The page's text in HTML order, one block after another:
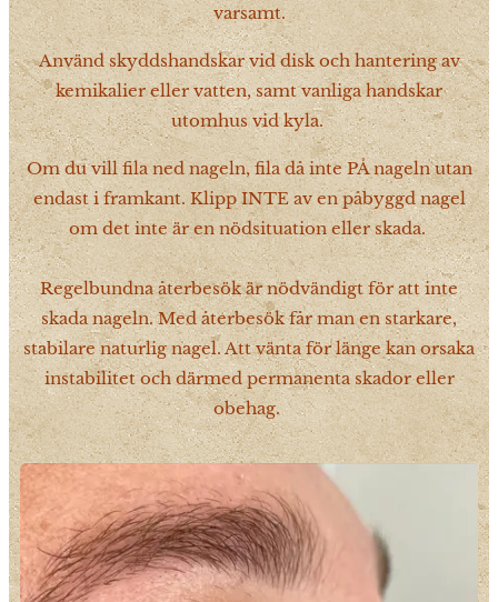
varsamt.
Använd skyddshandskar vid disk och hantering av
kemikalier eller vatten, samt vanliga handskar
utomhus vid kyla.
Om du vill fila ned nageln, fila då inte PÅ nageln utan
endast i framkant. Klipp INTE av en påbyggd nagel
om det inte är en nödsituation eller skada.
Regelbundna återbesök är nödvändigt för att inte
skada nageln. Med återbesök får man en starkare,
stabilare naturlig nagel. Att vänta för länge kan orsaka
instabilitet och därmed permanenta skador eller
obehag.